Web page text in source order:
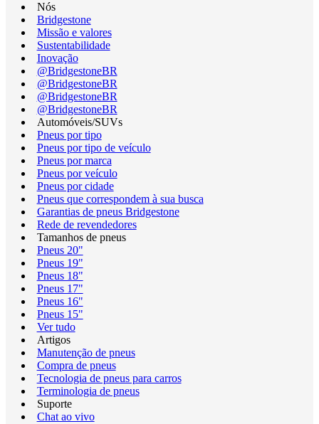
Nós
Bridgestone
Missão e valores
Sustentabilidade
Inovação
@BridgestoneBR
@BridgestoneBR
@BridgestoneBR
@BridgestoneBR
Automóveis/SUVs
Pneus por tipo
Pneus por tipo de veículo
Pneus por marca
Pneus por veículo
Pneus por cidade
Pneus que correspondem à sua busca
Garantias de pneus Bridgestone
Rede de revendedores
Tamanhos de pneus
Pneus 20"
Pneus 19"
Pneus 18"
Pneus 17"
Pneus 16"
Pneus 15"
Ver tudo
Artigos
Manutenção de pneus
Compra de pneus
Tecnologia de pneus para carros
Terminologia de pneus
Suporte
Chat ao vivo